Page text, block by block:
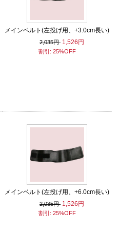
メインベルト(左投げ用、+3.0cm長い)
2,035円 1,526円
割引: 25%OFF
メインベルト(左投げ用、+6.0cm長い)
2,035円 1,526円
割引: 25%OFF